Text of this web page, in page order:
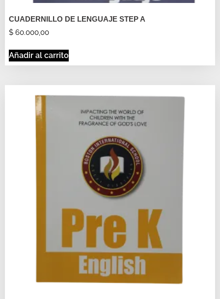
CUADERNILLO DE LENGUAJE STEP A
$ 60.000,00
Añadir al carrito